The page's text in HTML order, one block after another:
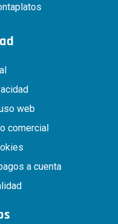
web
comercial
a cuenta